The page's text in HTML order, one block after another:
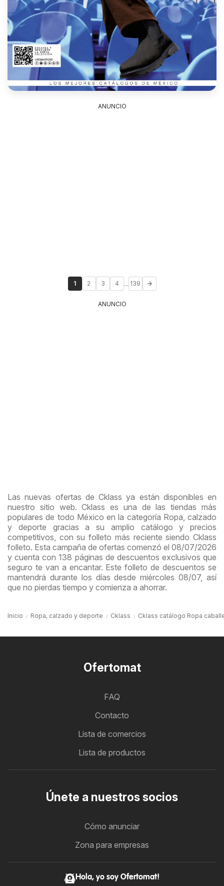
ANUNCIO
1 2 3 4 ... 139
ANUNCIO
Las nuevas ofertas de Cklass ya están disponibles en
nuestro sitio web. Cklass es una de las tiendas más
populares de todo México en la categoría Ropa, calzado
y deporte gracias a su amplio catálogo y precios
competitivos, con su folleto más reciente siendo Cklass
folleto. Esta campaña de ofertas comenzó el 08/07/2026
y cuenta con 138 páginas de descuentos exclusivos que
seguro te van a encantar. Este folleto de descuentos se
mantendrá durante los días desde miércoles 08/07, así
que no pierdas tiempo y comienza a ahorrar.
Inicio Ropa, calzado y deporte Cklass Cklass catálogo Ropa
Ofertomat
FAQ
Contacto
Lista de comercios
Lista de productos
Únete a nuestros socios
Cómo anunciar
Zona para empresas
Hola, yo soy Ofertomat!